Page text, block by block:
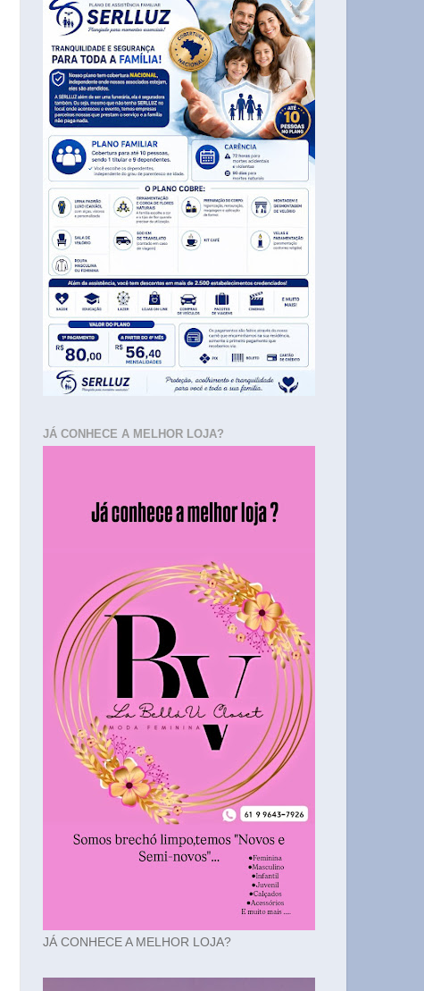
JÁ CONHECE A MELHOR LOJA?
JÁ CONHECE A MELHOR LOJA?